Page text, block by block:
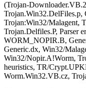
(Trojan-
Trojan.Win32.DelFiles.p,
Trojan:Win32/Malagent,
Trojan.Delfiles.P, Parser
WORM_NOPIR.B,
Generic.dx, Win32/
Win32/Nopir.A!Worm,
heuristics, TR/
Worm.Win32.VB.cz,